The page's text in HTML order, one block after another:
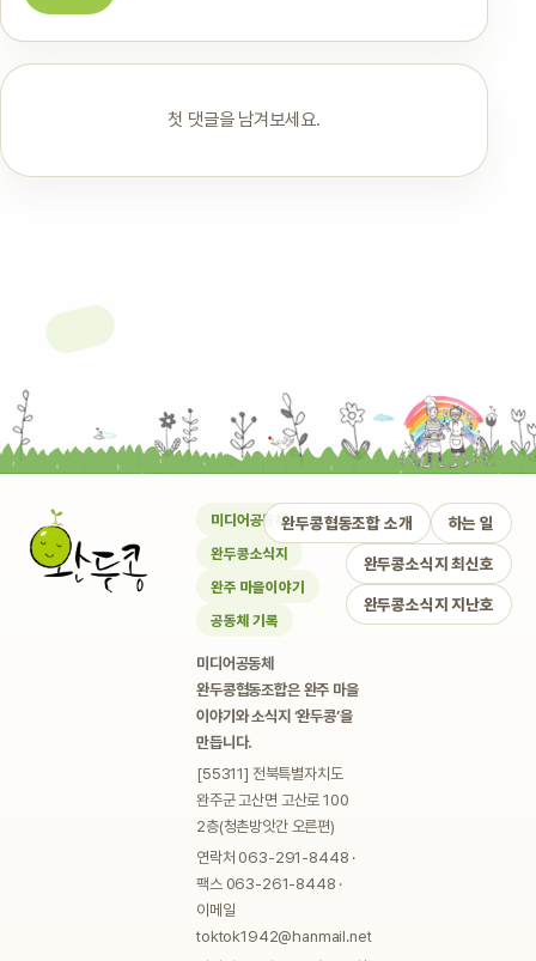
첫 댓글을 남겨보세요.
미디어공동체
완두콩소식지
완주 마을이야기
공동체 기록
미디어공동체
완두콩협동조합은 완주 마을
이야기와 소식지 ‘완두콩’을
만듭니다.
[55311] 전북특별자치도
완주군 고산면 고산로 100
2층(청촌방앗간 오른편)
연락처 063-291-8448 ·
팩스 063-261-8448 ·
이메일
toktok1942@hanmail.net
완두콩협동조합 소개 하는 일
완두콩소식지 최신호
완두콩소식지 지난호